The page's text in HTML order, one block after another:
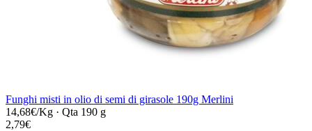
Funghi misti in olio di semi di girasole 190g Merlini
14,68€/Kg · Qta 190 g
2,79€